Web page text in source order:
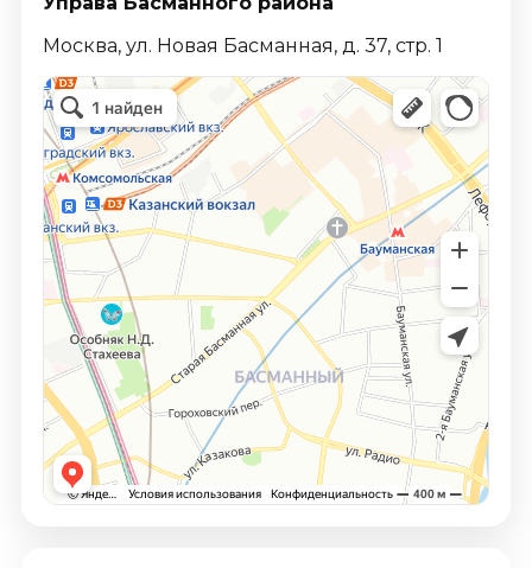
Москва, ул. Новая Басманная, д. 37, стр. 1